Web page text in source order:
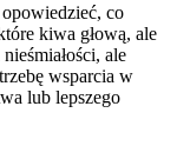
co
kiwa głową, ale
ale
wsparcia w
lub lepszego